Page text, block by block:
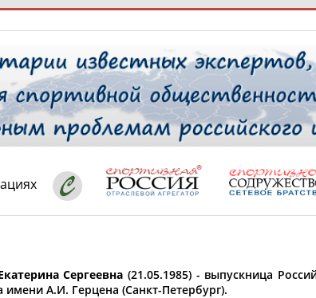
РЕСУРСНАЯ ПЛОЩАДКА
* для действующих
рождения
Сергеевна (21.05.1985) - выпускница
имени А.И. Герцена (Санкт-Петербург).